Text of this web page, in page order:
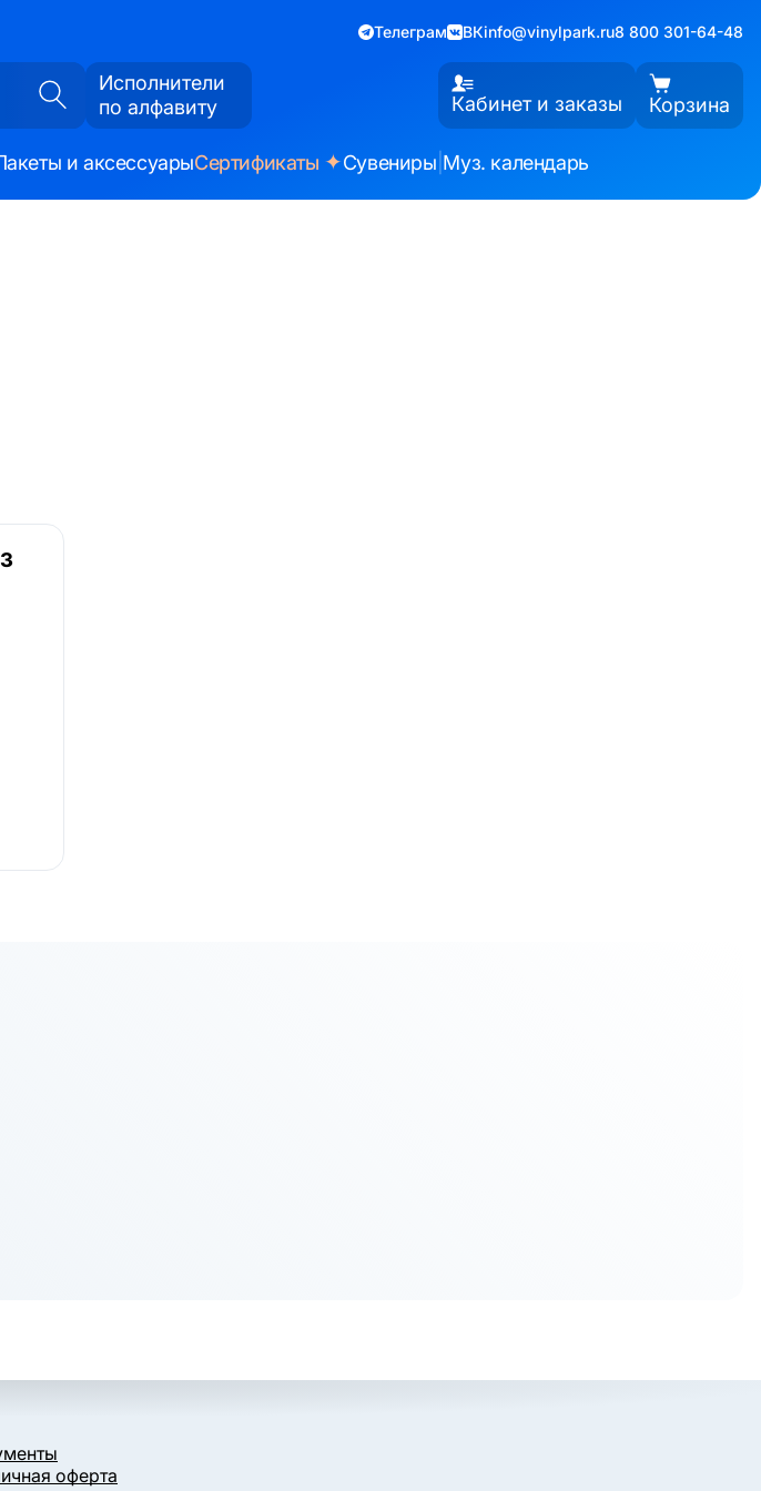
Телеграм ВКinfo@vinylpark.ru8 800 301-64-48
Исполнители
по алфавиту
Кабинет и заказы Корзина
и аксессуарыСертификаты ✦Сувениры Муз. календарь
оферта